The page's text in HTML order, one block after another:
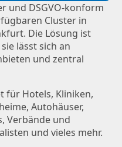
und DSGVO-konform
Cluster in
Die Lösung ist
lässt sich an
und zentral
für Hotels, Kliniken,
Autohäuser,
Verbände und
und vieles mehr.